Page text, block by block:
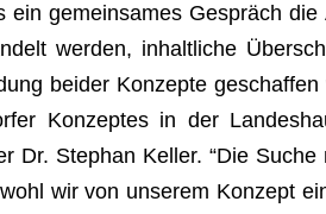
ein gemein­sa­mes Gespräch
wer­den, inhalt­li­che
bei­der Kon­zepte
Kon­zep­tes in der
Dr. Ste­phan Kel­ler. “Die
wir von unse­rem Kon­zept